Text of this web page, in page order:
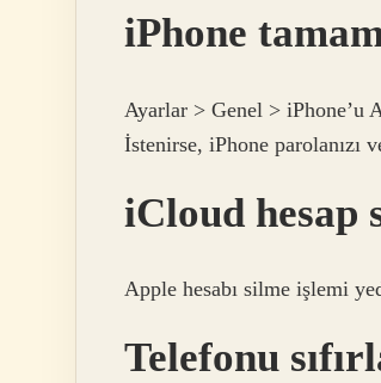
iPhone
Ayarlar > Genel > iPhone’u
İstenirse, iPhone parolanızı
iCloud hesap
Apple hesabı silme işlemi
Telefonu